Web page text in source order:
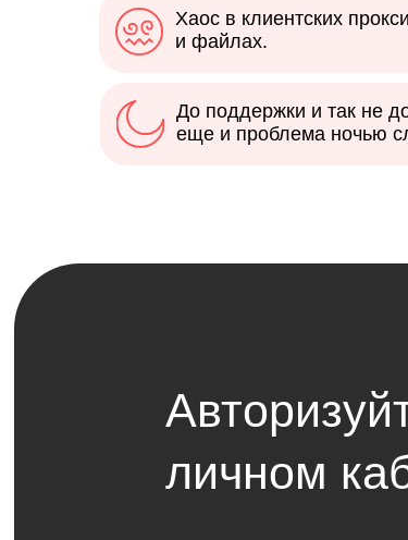
Хаос в клиентских
и файлах.
До поддержки и так не
еще и проблема ночью
личном